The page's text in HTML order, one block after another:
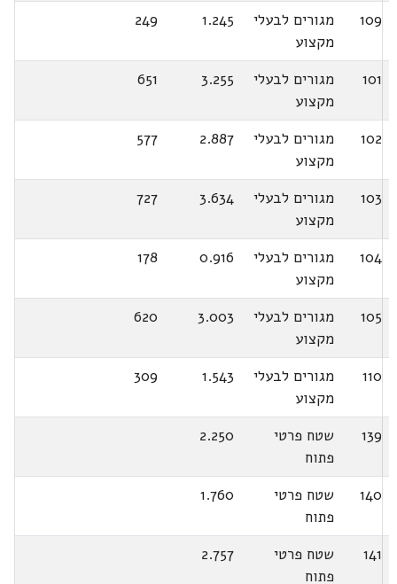
109
מגורים לבעלי
מקצוע
1.245
249
101
מגורים לבעלי
מקצוע
3.255
651
102
מגורים לבעלי
מקצוע
2.887
577
103
מגורים לבעלי
מקצוע
3.634
727
104
מגורים לבעלי
מקצוע
0.916
178
105
מגורים לבעלי
מקצוע
3.003
620
110
מגורים לבעלי
מקצוע
1.543
309
139
שטח פרטי
פתוח
2.250
140
שטח פרטי
פתוח
1.760
141
שטח פרטי
פתוח
2.757